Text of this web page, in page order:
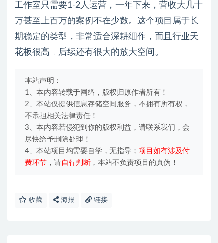
工作室只需要1-2人运营，一年下来，营收大几十
万甚至上百万的案例不在少数。这个项目属于长
期稳定的类型，非常适合深耕细作，而且行业天
花板很高，后续还有很大的放大空间。
本站声明：
1、本内容转载于网络，版权归原作者所有！
2、本站仅提供信息存储空间服务，不拥有所有权，
不承担相关法律责任！
3、本内容若侵犯到你的版权利益，请联系我们，会
尽快给予删除处理！
4、本站项目均需要自学，无指导； 项目如有涉及付
费环节 ，请自行判断 ，本站不负责项目的真伪！
收藏 海报 链接